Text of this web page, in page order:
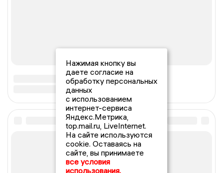
Нажимая кнопку вы
даете согласие на
обработку персональных
данных
с использованием
интернет-сервиса
Яндекс.Метрика,
top.mail.ru, LiveInternet.
На сайте используются
cookie. Оставаясь на
сайте, вы принимаете
все условия
использования.